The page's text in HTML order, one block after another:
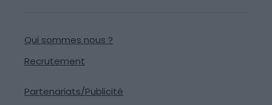
Qui sommes nous ?
Recrutement
Partenariats/Publicité